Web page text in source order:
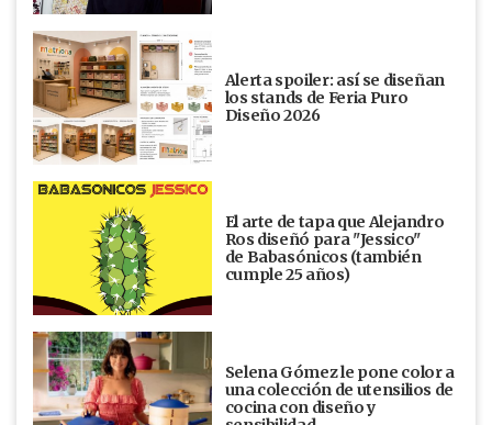
Alerta spoiler: así se diseñan
los stands de Feria Puro
Diseño 2026
El arte de tapa que Alejandro
Ros diseñó para "Jessico"
de Babasónicos (también
cumple 25 años)
Selena Gómez le pone color a
una colección de utensilios de
cocina con diseño y